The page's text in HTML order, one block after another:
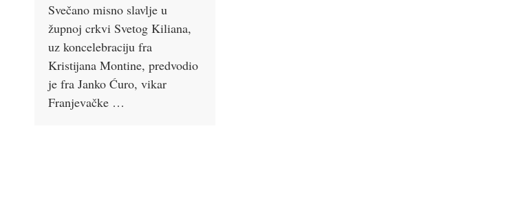
Svečano misno slavlje u
župnoj crkvi Svetog Kiliana,
uz koncelebraciju fra
Kristijana Montine, predvodio
je fra Janko Ćuro, vikar
Franjevačke …